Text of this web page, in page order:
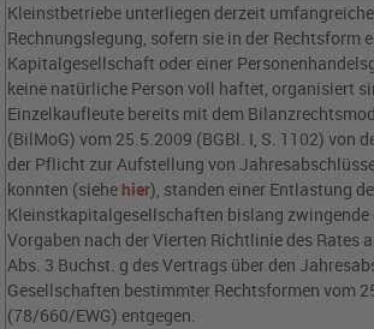
Kleinstbetriebe unterliegen derzeit
Rechnungslegung, sofern sie in der Rechtsform
Kapitalgesellschaft oder einer
keine natürliche Person voll haftet, organisiert
Einzelkaufleute bereits mit dem
(BilMoG) vom 25.5.2009 (BGBl. I, S. 1102) von
der Pflicht zur Aufstellung von
konnten (siehe hier), standen einer Entlastung
Kleinstkapitalgesellschaften bislang
Vorgaben nach der Vierten Richtlinie des Rates
Abs. 3 Buchst. g des Vertrags über den
Gesellschaften bestimmter Rechtsformen vom
(78/660/EWG) entgegen.